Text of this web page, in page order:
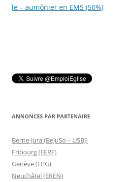
des
le – aumônier en EMS (50%)
ANNONCES PAR PARTENAIRE
Berne-Jura (BeJuSo – USBJ)
Fribourg (EERF)
Genève (EPG)
Neuchâtel (EREN)